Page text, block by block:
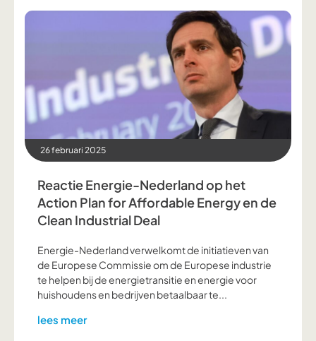
26 februari 2025
Reactie Energie-Nederland op het
Action Plan for Affordable Energy en de
Clean Industrial Deal
Energie-Nederland verwelkomt de initiatieven van
de Europese Commissie om de Europese industrie
te helpen bij de energietransitie en energie voor
huishoudens en bedrijven betaalbaar te...
lees meer